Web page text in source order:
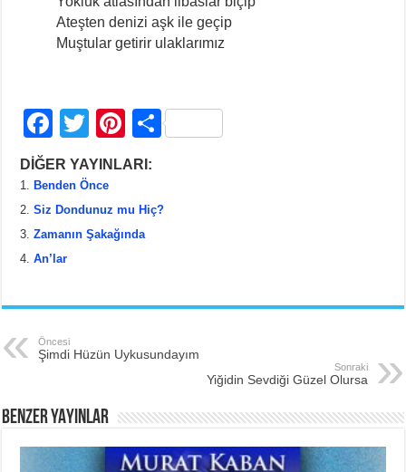
Ateşten denizi aşk ile geçip
Muştular getirir ulaklarımız
F
a
c
e
b
o
o
T
wi
tt
er
Pi
nt
e
st
S
e
DİĞER YAYINLARI:
Benden Önce
Siz Dondunuz mu Hiç?
Zamanın Şakağında
An’lar
Öncesi
Şimdi Hüzün Uykusundayım
Sonraki
Yiğidin Sevdiği Güzel Olursa
BENZER YAYINLAR